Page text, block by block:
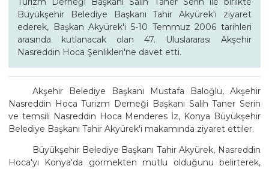
Büyükşehir Belediye Başkanı Tahir Akyürek'i ziyaret
ederek, Başkan Akyürek'i 5-10 Temmuz 2006 tarihleri
arasında kutlanacak olan 47. Uluslararası Akşehir
Nasreddin Hoca Şenlikleri'ne davet etti.
Akşehir Belediye Başkanı Mustafa Baloğlu, Akşehir
Nasreddin Hoca Turizm Derneği Başkanı Salih Taner Serin
ve temsili Nasreddin Hoca Menderes İz, Konya Büyükşehir
Belediye Başkanı Tahir Akyürek'i makamında ziyaret ettiler.
Büyükşehir Belediye Başkanı Tahir Akyürek, Nasreddin
Hoca'yı Konya'da görmekten mutlu olduğunu belirterek,